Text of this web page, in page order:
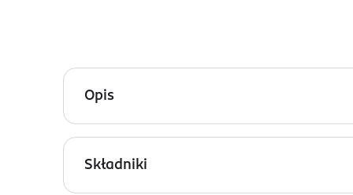
Opis
Poczuj się wspaniale i oszałamiająco, dzięki
Składniki